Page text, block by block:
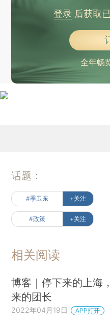
登录后获取
全年畅
话题：
#季卫东 +关注
#政策 +关注
相关阅读
博客｜停下来的上海
来的团长
2022年04月19日 APP打开